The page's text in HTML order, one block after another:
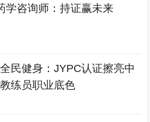
学咨询师：持证赢未来
民健身：JYPC认证擦亮中
练员职业底色